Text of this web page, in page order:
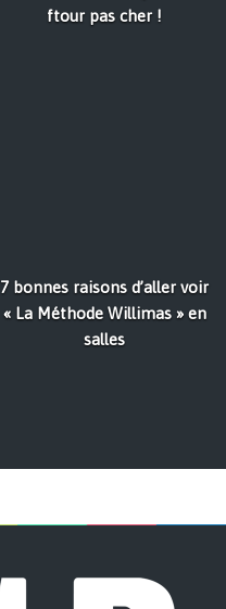
ftour pas cher !
7 bonnes raisons d’aller voir
« La Méthode Willimas » en
salles